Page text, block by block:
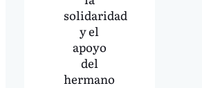
solidaridad
y el
apoyo
del
hermano